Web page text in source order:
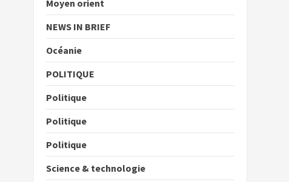
Moyen orient
NEWS IN BRIEF
Océanie
POLITIQUE
Politique
Politique
Politique
Science & technologie